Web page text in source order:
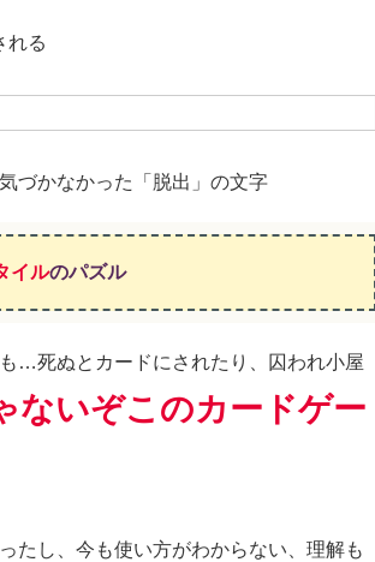
れる
づかなかった「脱出」の文字
イルのパズル
…死ぬとカードにされたり、囚われ小屋
ないぞこのカードゲー
たし、今も使い方がわからない、理解も